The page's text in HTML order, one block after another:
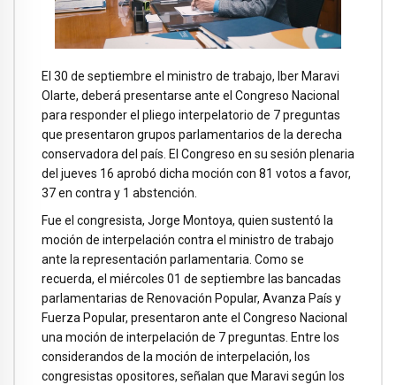
El 30 de septiembre el ministro de trabajo, Iber Maravi
Olarte, deberá presentarse ante el Congreso Nacional
para responder el pliego interpelatorio de 7 preguntas
que presentaron grupos parlamentarios de la derecha
conservadora del país. El Congreso en su sesión plenaria
del jueves 16 aprobó dicha moción con 81 votos a favor,
37 en contra y 1 abstención.
Fue el congresista, Jorge Montoya, quien sustentó la
moción de interpelación contra el ministro de trabajo
ante la representación parlamentaria. Como se
recuerda, el miércoles 01 de septiembre las bancadas
parlamentarias de Renovación Popular, Avanza País y
Fuerza Popular, presentaron ante el Congreso Nacional
una moción de interpelación de 7 preguntas. Entre los
considerandos de la moción de interpelación, los
congresistas opositores, señalan que Maravi según los